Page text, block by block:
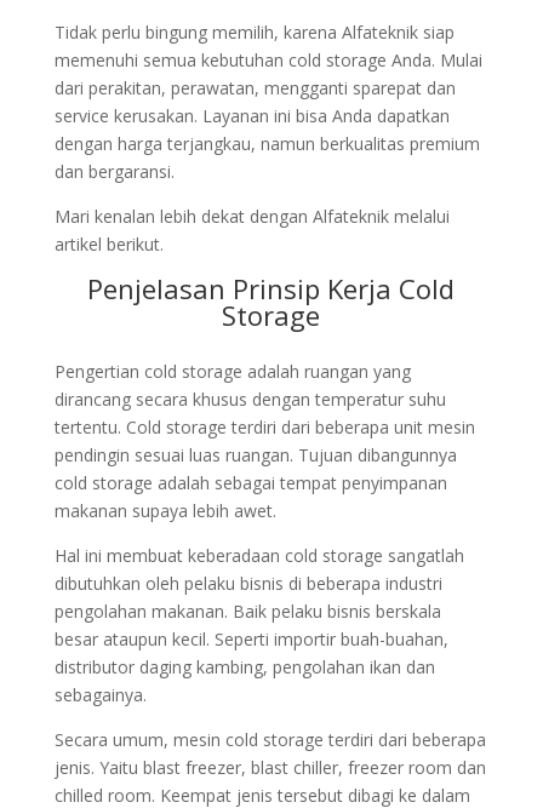
Tidak perlu bingung memilih, karena Alfateknik siap
memenuhi semua kebutuhan cold storage Anda. Mulai
dari perakitan, perawatan, mengganti sparepat dan
service kerusakan. Layanan ini bisa Anda dapatkan
dengan harga terjangkau, namun berkualitas premium
dan bergaransi.
Mari kenalan lebih dekat dengan Alfateknik melalui
artikel berikut.
Penjelasan Prinsip Kerja Cold
Storage
Pengertian cold storage adalah ruangan yang
dirancang secara khusus dengan temperatur suhu
tertentu. Cold storage terdiri dari beberapa unit mesin
pendingin sesuai luas ruangan. Tujuan dibangunnya
cold storage adalah sebagai tempat penyimpanan
makanan supaya lebih awet.
Hal ini membuat keberadaan cold storage sangatlah
dibutuhkan oleh pelaku bisnis di beberapa industri
pengolahan makanan. Baik pelaku bisnis berskala
besar ataupun kecil. Seperti importir buah-buahan,
distributor daging kambing, pengolahan ikan dan
sebagainya.
Secara umum, mesin cold storage terdiri dari beberapa
jenis. Yaitu blast freezer, blast chiller, freezer room dan
chilled room. Keempat jenis tersebut dibagi ke dalam